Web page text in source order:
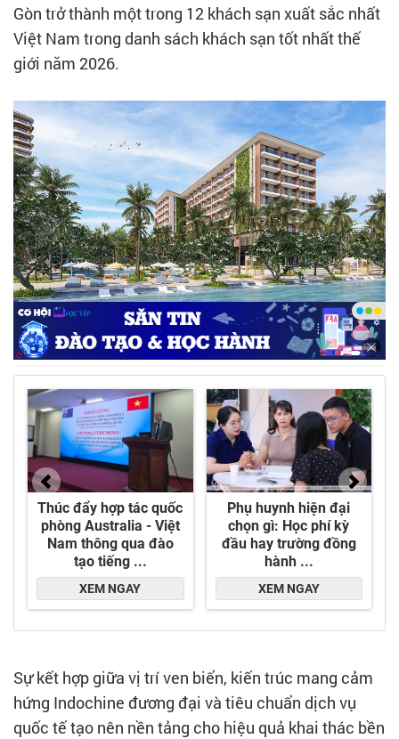
Gòn trở thành một trong 12 khách sạn xuất sắc nhất
Việt Nam trong danh sách khách sạn tốt nhất thế
giới năm 2026.
The Indochine at Meliá Hồ Tràm sở hữu không gian
tiện ích nghỉ dưỡng 5 sao - Ảnh: DNCC
Sự kết hợp giữa vị trí ven biển, kiến trúc mang cảm
hứng Indochine đương đại và tiêu chuẩn dịch vụ
quốc tế tạo nên nền tảng cho hiệu quả khai thác bền